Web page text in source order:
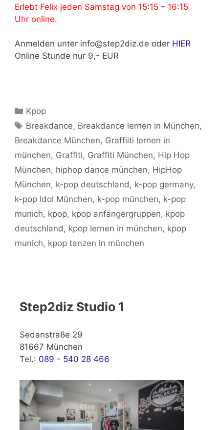
Erlebt Felix jeden Samstag von 15:15 – 16:15
Uhr online.
Anmelden unter info@step2diz.de oder HIER
Online Stunde nur 9,- EUR
Kategorien
Kpop
Schlagwörter
Breakdance, Breakdance lernen in München,
Breakdance München, Graffiiti lernen in
münchen, Graffiti, Graffiti München, Hip Hop
München, hiphop dance münchen, HipHop
München, k-pop deutschland , k-pop germany,
k-pop Idol München, k-pop münchen, k-pop
munich, kpop, kpop anfängergruppen, kpop
deutschland , kpop lernen in münchen, kpop
munich, kpop tanzen in münchen
Step2diz Studio 1
Sedanstraße 29
81667 München
Tel.: 089 - 540 28 466